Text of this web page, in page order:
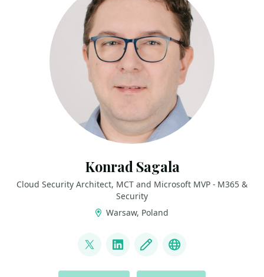
Konrad Sagala
Cloud Security Architect, MCT and Microsoft MVP - M365 &
Security
Warsaw, Poland
@sagusLinkedInBlog Github